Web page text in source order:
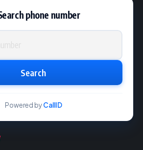
phone number
Search
Powered byCallID